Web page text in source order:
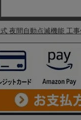
夜間自動点滅機能 工